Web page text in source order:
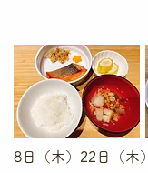
8日（木）22日（木）